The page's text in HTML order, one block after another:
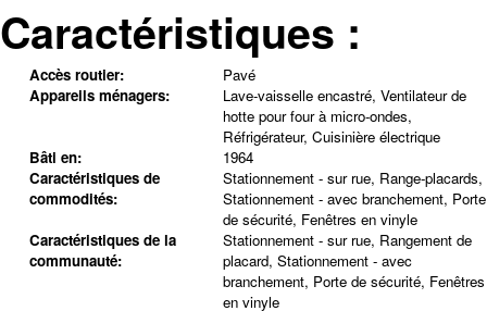
Caractéristiques :
Accès routier:
Pavé
Appareils ménagers:
Lave-vaisselle encastré, Ventilateur de
hotte pour four à micro-ondes,
Réfrigérateur, Cuisinière électrique
Bâti en:
1964
Caractéristiques de
commodités:
Stationnement - sur rue, Range-placards,
Stationnement - avec branchement, Porte
de sécurité, Fenêtres en vinyle
Caractéristiques de la
communauté:
Stationnement - sur rue, Rangement de
placard, Stationnement - avec
branchement, Porte de sécurité, Fenêtres
en vinyle